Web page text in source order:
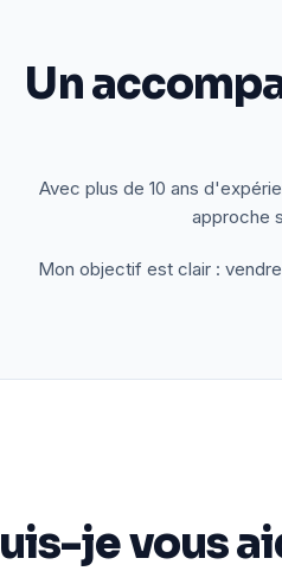
Un
Avec plus de 10 ans
approche
Mon objectif est clair :
je vous